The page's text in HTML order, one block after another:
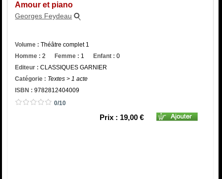
Amour et piano
Georges Feydeau
Volume : Théâtre complet 1
Homme : 2 Femme : 1 Enfant : 0
Editeur : CLASSIQUES GARNIER
Catégorie : Textes > 1 acte
ISBN : 9782812404009
0/10
Prix : 19,00 €